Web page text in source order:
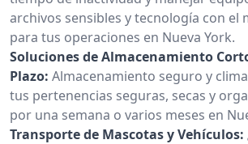
archivos sensibles y tecnología con el
para tus operaciones en Nueva York.
Soluciones de Almacenamiento
Plazo: Almacenamiento seguro y
tus pertenencias seguras, secas y
por una semana o varios meses en
Transporte de Mascotas y Vehículos: